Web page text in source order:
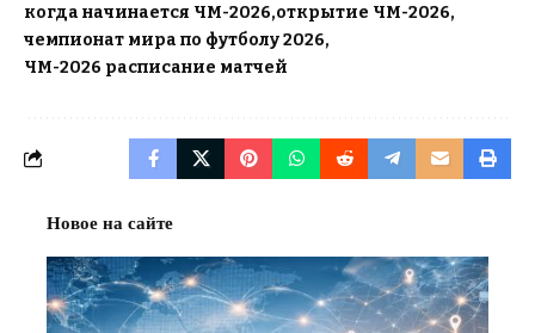
когда начинается ЧМ-2026 открытие ЧМ-2026
чемпионат мира по футболу 2026
ЧМ-2026 расписание матчей
Новое на сайте